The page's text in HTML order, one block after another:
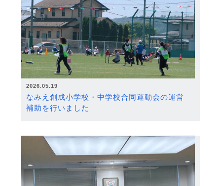
2026.05.19
なみえ創成小学校・中学校合同運動会の運営
補助を行いました